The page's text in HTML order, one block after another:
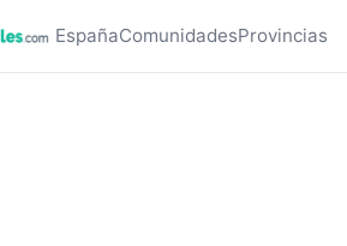
EspañaComunidadesProvincias